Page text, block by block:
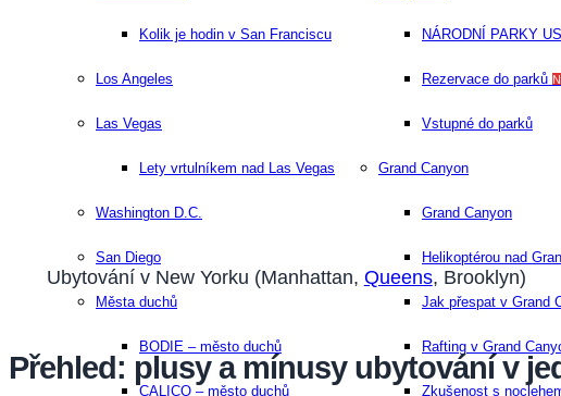
Kolik je hodin v San Franciscu
Los Angeles
Las Vegas
Lety vrtulníkem nad Las Vegas
Washington D.C.
San Diego​
Města duchů
BODIE – město duchů
CALICO – město duchů
NÁRODNÍ PARKY
Rezervace do parků
Vstupné do parků
Grand Canyon
Grand Canyon
Helikoptérou nad
Jak přespat v Grand
Rafting v Grand
Zkušenost s
Ubytování v New Yorku (Manhattan, Queens, Brooklyn)
Přehled: plusy a mínusy ubytování v